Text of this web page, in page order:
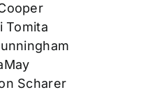
Tomita
Scharer